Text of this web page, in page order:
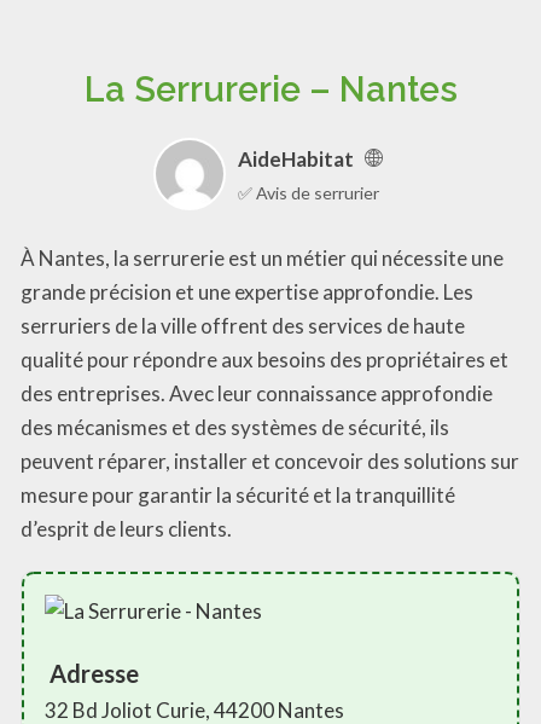
La Serrurerie – Nantes
AideHabitat
✅ Avis de serrurier
À Nantes, la serrurerie est un métier qui nécessite une
grande précision et une expertise approfondie. Les
serruriers de la ville offrent des services de haute
qualité pour répondre aux besoins des propriétaires et
des entreprises. Avec leur connaissance approfondie
des mécanismes et des systèmes de sécurité, ils
peuvent réparer, installer et concevoir des solutions sur
mesure pour garantir la sécurité et la tranquillité
d’esprit de leurs clients.
Adresse
32 Bd Joliot Curie, 44200 Nantes